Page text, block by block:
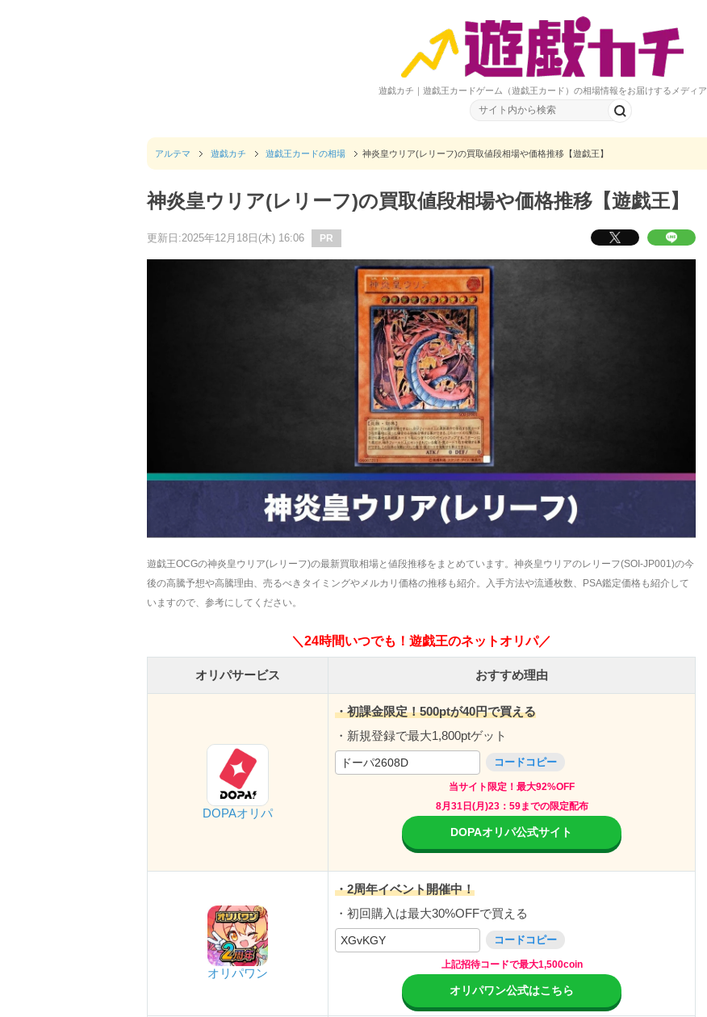
遊戯カチ｜遊戯王カードゲーム（遊戯王カード）の相場情報をお届けするメディア
アルテマ 遊戯カチ 遊戯王カードの相場 神炎皇ウリア(レリーフ)の買取値段相場や価格推移【遊戯王】
神炎皇ウリア(レリーフ)の買取値段相場や価格推移【遊戯王】
更新日:2025年12月18日(木) 16:06 PR
遊戯王OCGの神炎皇ウリア(レリーフ)の最新買取相場と値段推移をまとめています。神炎皇ウリアのレリーフ(SOI-JP001)の今
後の高騰予想や高騰理由、売るべきタイミングやメルカリ価格の推移も紹介。入手方法や流通枚数、PSA鑑定価格も紹介して
いますので、参考にしてください。
＼24時間いつでも！遊戯王のネットオリパ／
オリパサービス おすすめ理由
DOPAオリパ
・初課金限定！500ptが40円で買える
・新規登録で最大1,800ptゲット
ドーパ2608D コードコピー
当サイト限定！最大92%OFF
8月31日(月)23：59までの限定配布
DOPAオリパ公式サイト
オリパワン
・2周年イベント開催中！
・初回購入は最大30%OFFで買える
XGvKGY コードコピー
上記招待コードで最大1,500coin
オリパワン公式はこちら